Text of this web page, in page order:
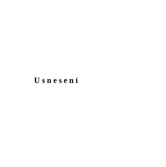
U s n e s e n í